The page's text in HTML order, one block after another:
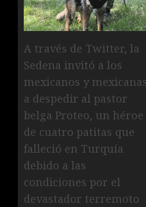
A través de Twitter, la
Sedena invitó a los
mexicanos y
a despedir al pastor
belga Proteo, un héroe
de cuatro patitas que
falleció en Turquía
debido a las
condiciones por el
devastador terremoto